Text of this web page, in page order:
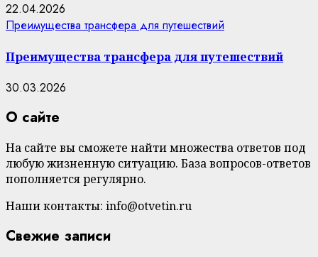
22.04.2026
Преимущества трансфера для путешествий
Преимущества трансфера для путешествий
30.03.2026
О сайте
На сайте вы сможете найти множества ответов под
любую жизненную ситуацию. База вопросов-ответов
пополняется регулярно.
Наши контакты: info@otvetin.ru
Свежие записи